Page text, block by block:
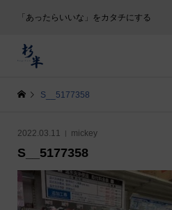
「あったらいいな」をカタチにする
S__5177358
2022.03.11 mickey
S__5177358